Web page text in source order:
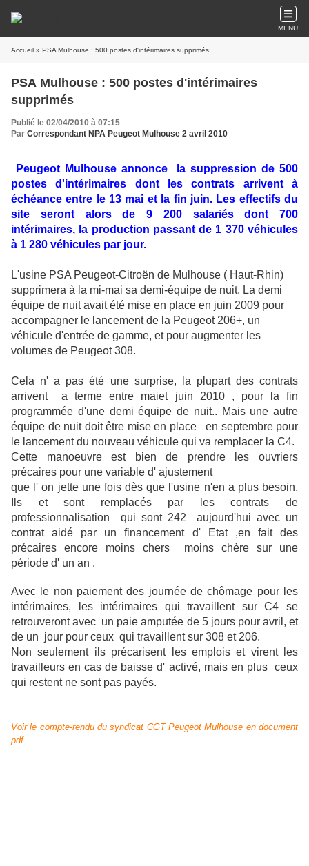
MENU
Accueil » PSA Mulhouse : 500 postes d'intérimaires supprimés
PSA Mulhouse : 500 postes d'intérimaires
supprimés
Publié le 02/04/2010 à 07:15
Par Correspondant NPA Peugeot Mulhouse 2 avril 2010
Peugeot Mulhouse annonce la suppression de 500
postes d'intérimaires dont les contrats arrivent à
échéance entre le 13 mai et la fin juin. Les effectifs du
site seront alors de 9 200 salariés dont 700
intérimaires, la production passant de 1 370 véhicules
à 1 280 véhicules par jour.
L'usine PSA Peugeot-Citroën de Mulhouse ( Haut-Rhin)
supprimera à la mi-mai sa demi-équipe de nuit. La demi
équipe de nuit avait été mise en place en juin 2009 pour
accompagner le lancement de la Peugeot 206+, un
véhicule d'entrée de gamme, et pour augmenter les
volumes de Peugeot 308.
Cela n' a pas été une surprise, la plupart des contrats
arrivent a terme entre maiet juin 2010 , pour la fin
programmée d'une demi équipe de nuit.. Mais une autre
équipe de nuit doit être mise en place en septembre pour
le lancement du nouveau véhicule qui va remplacer la C4.
Cette manoeuvre est bien de prendre les ouvriers
précaires pour une variable d' ajustement
que l' on jette une fois dès que l'usine n'en a plus besoin.
Ils et sont remplacés par les contrats de
professionnalisation qui sont 242 aujourd'hui avec un
contrat aidé par un financement d' Etat ,en fait des
précaires encore moins chers moins chère sur une
période d' un an .
Avec le non paiement des journée de chômage pour les
intérimaires, les intérimaires qui travaillent sur C4 se
retrouveront avec un paie amputée de 5 jours pour avril, et
de un jour pour ceux qui travaillent sur 308 et 206.
Non seulement ils précarisent les emplois et virent les
travailleurs en cas de baisse d' activé, mais en plus ceux
qui restent ne sont pas payés.
Voir le compte-rendu du syndicat CGT Peugeot Mulhouse en document
pdf